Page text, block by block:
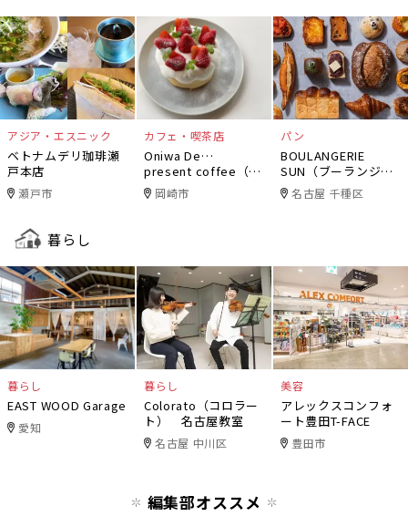
アジア・エスニック
ベトナムデリ珈琲瀬
戸本店
瀬戸市
カフェ・喫茶店
Oniwa De…
present coffee（オ
ニワデ）
岡崎市
パン
BOULANGERIE
SUN（ブーランジェ
リー・サン）
名古屋 千種区
暮らし
暮らし
EAST WOOD Garage
愛知
暮らし
Colorato（コロラー
ト） 名古屋教室
名古屋 中川区
美容
アレックスコンフォ
ート豊田T-FACE
豊田市
編集部オススメ